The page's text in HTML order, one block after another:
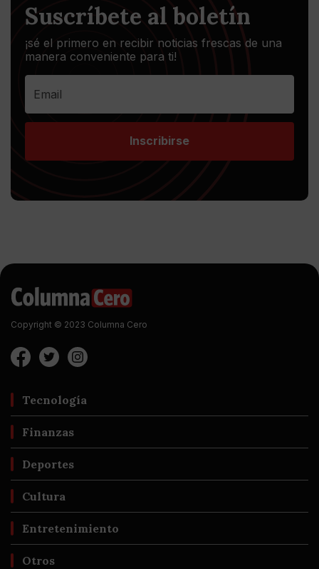
Suscríbete al boletín
¡sé el primero en recibir noticias frescas de una
manera conveniente para ti!
Inscribirse
Copyright © 2023 Columna Cero
Tecnología
Finanzas
Deportes
Cultura
Entretenimiento
Otros